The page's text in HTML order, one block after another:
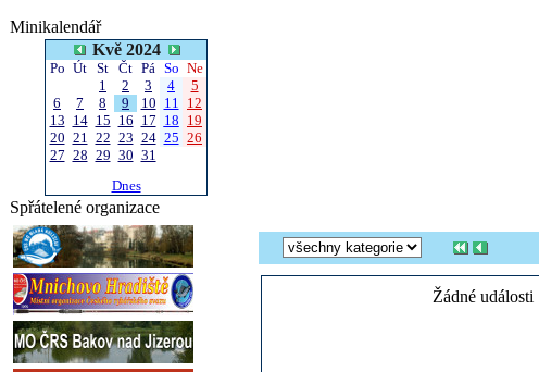
Minikalendář
Kvě 2024
Po Út St Čt Pá So Ne
1
2 3 4
5
6
7 8 9 10 11 12
13 14 15 16 17 18 19
20 21 22 23 24 25 26
27 28 29 30 31
Dnes
Spřátelené organizace
Žádné události